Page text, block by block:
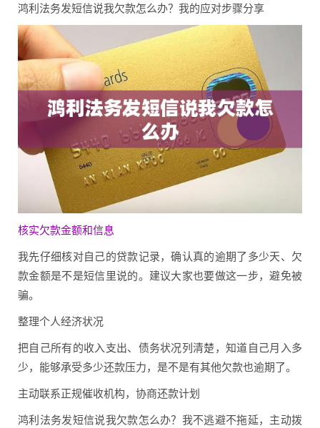
鸿利法务发短信说我欠款怎么办？我的应对步骤分享
核实欠款金额和信息
我先仔细核对自己的贷款记录，确认真的逾期了多少天、欠
款金额是不是短信里说的。建议大家也要做这一步，避免被
骗。
整理个人经济状况
把自己所有的收入支出、债务状况列清楚，知道自己月入多
少，能够承受多少还款压力，是不是有其他欠款也逾期了。
主动联系正规催收机构，协商还款计划
鸿利法务发短信说我欠款怎么办？我不逃避不拖延，主动拨